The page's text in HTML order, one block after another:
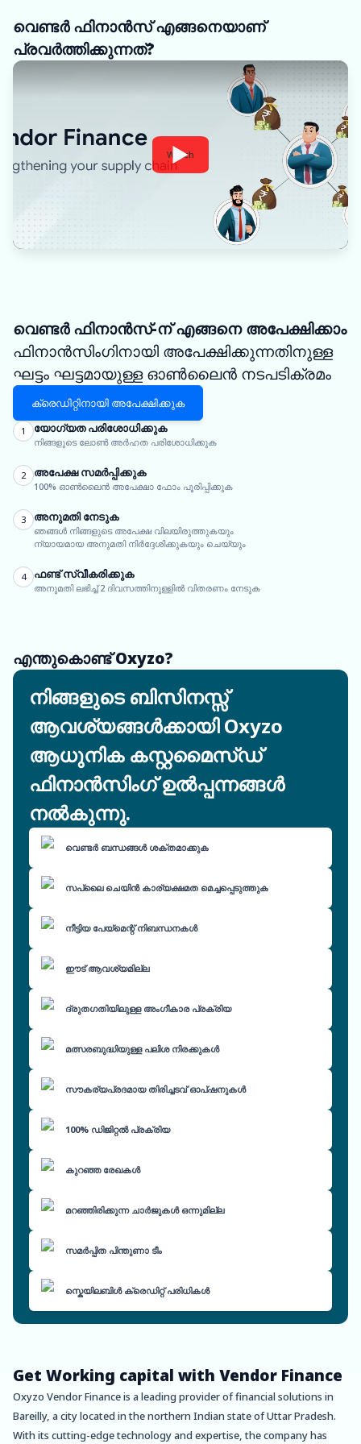
വെണ്ടർ ഫിനാൻസ് എങ്ങനെയാണ്
പ്രവർത്തിക്കുന്നത്?
Watch
വെണ്ടർ ഫിനാൻസ്-ന് എങ്ങനെ അപേക്ഷിക്കാം
ഫിനാൻസിംഗിനായി അപേക്ഷിക്കുന്നതിനുള്ള
ഘട്ടം ഘട്ടമായുള്ള ഓൺലൈൻ നടപടിക്രമം
ക്രെഡിറ്റിനായി അപേക്ഷിക്കുക
1 യോഗ്യത പരിശോധിക്കുക
നിങ്ങളുടെ ലോൺ അർഹത പരിശോധിക്കുക
2 അപേക്ഷ സമർപ്പിക്കുക
100% ഓൺലൈൻ അപേക്ഷാ ഫോം പൂരിപ്പിക്കുക
3 അനുമതി നേടുക
ഞങ്ങൾ നിങ്ങളുടെ അപേക്ഷ വിലയിരുത്തുകയും
ന്യായമായ അനുമതി നിർദ്ദേശിക്കുകയും ചെയ്യും
4 ഫണ്ട് സ്വീകരിക്കുക
അനുമതി ലഭിച്ച് 2 ദിവസത്തിനുള്ളിൽ വിതരണം നേടുക
എന്തുകൊണ്ട് Oxyzo?
നിങ്ങളുടെ ബിസിനസ്സ്
ആവശ്യങ്ങൾക്കായി Oxyzo
ആധുനിക കസ്റ്റമൈസ്ഡ്
ഫിനാൻസിംഗ് ഉൽപ്പന്നങ്ങൾ
നൽകുന്നു.
വെണ്ടർ ബന്ധങ്ങൾ ശക്തമാക്കുക
സപ്ലൈ ചെയിൻ കാര്യക്ഷമത മെച്ചപ്പെടുത്തുക
നീട്ടിയ പേയ്മെന്റ് നിബന്ധനകൾ
ഈട് ആവശ്യമില്ല
ദ്രുതഗതിയിലുള്ള അംഗീകാര പ്രക്രിയ
മത്സരബുദ്ധിയുള്ള പലിശ നിരക്കുകൾ
സൗകര്യപ്രദമായ തിരിച്ചടവ് ഓപ്ഷനുകൾ
100% ഡിജിറ്റൽ പ്രക്രിയ
കുറഞ്ഞ രേഖകൾ
മറഞ്ഞിരിക്കുന്ന ചാർജുകൾ ഒന്നുമില്ല
സമർപ്പിത പിന്തുണാ ടീം
സ്കെയിലബിൾ ക്രെഡിറ്റ് പരിധികൾ
Get Working capital with Vendor Finance
Oxyzo Vendor Finance is a leading provider of financial solutions in
Bareilly, a city located in the northern Indian state of Uttar Pradesh.
With its cutting-edge technology and expertise, the company has